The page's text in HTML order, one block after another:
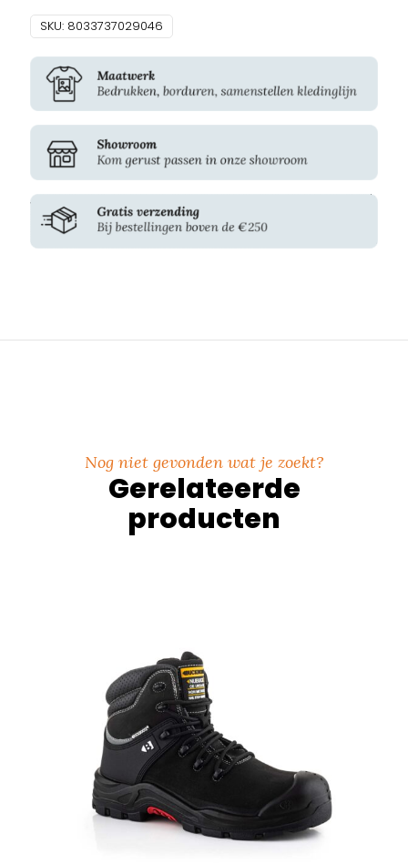
SKU: 8033737029046
Nog niet gevonden wat je zoekt?
Gerelateerde
producten